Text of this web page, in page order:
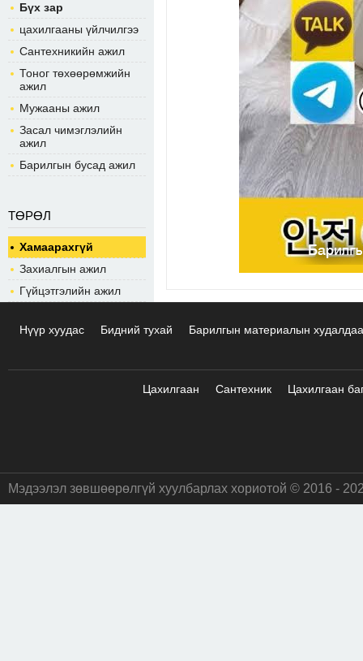
Бүх зар
цахилгааны үйлчилгээ
Сантехникийн ажил
Тоног төхөөрөмжийн
ажил
Мужааны ажил
Засал чимэглэлийн
ажил
Барилгын бусад ажил
ТӨРӨЛ
Хамаарахгүй
Захиалгын ажил
Гүйцэтгэлийн ажил
Нүүр хуудас Бидний тухай Барилгын материалын
Цахилгаан Сантехник Цахилгаан
Мэдээлэл зөвшөөрөлгүй хуулбарлах хориотой © 2016 -